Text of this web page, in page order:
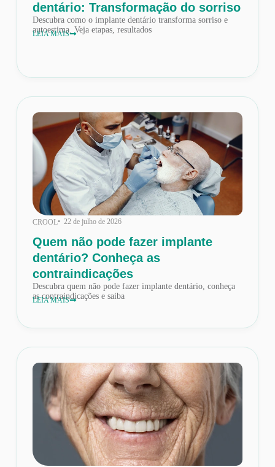
dentário: Transformação do sorriso
Descubra como o implante dentário transforma sorriso e
autoestima. Veja etapas, resultados
LEIA MAIS
CROOL• 22 de julho de 2026
Quem não pode fazer implante
dentário? Conheça as
contraindicações
Descubra quem não pode fazer implante dentário, conheça
as contraindicações e saiba
LEIA MAIS